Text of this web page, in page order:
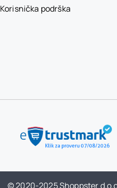
Korisnička podrška
© 2020-2025 Shoppster